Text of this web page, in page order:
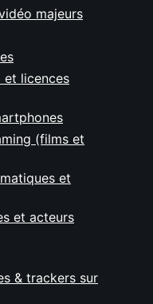
majeurs
et licences
(films et
et
et acteurs
& trackers sur